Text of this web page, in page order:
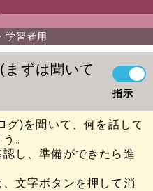
学習者用
まずは聞いて
指示
グ)を聞いて、何を話して
。
し、準備ができたら進
文字ボタンを押して消